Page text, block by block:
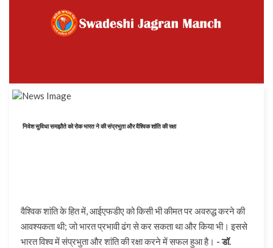
निवेश सुविधा समझौते को रोक भारत ने की संप्रभुता और वैश्विक शांति की रक्षा
वैश्विक शांति के हित में, आईएफडीए को किसी भी कीमत पर अवरुद्ध करने की
आवश्यकता थी; जो भारत प्रभावी ढंग से कर सकता था और किया भी। इससे
भारत विश्व में संप्रभुता और शांति की रक्षा करने में सफल हुआ है। - डॉ.